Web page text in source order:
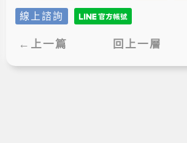
線上諮詢
←上一篇 回上一層